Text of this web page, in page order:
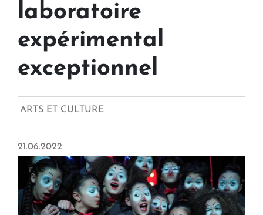
laboratoire
expérimental
exceptionnel
ARTS ET CULTURE
21.06.2022